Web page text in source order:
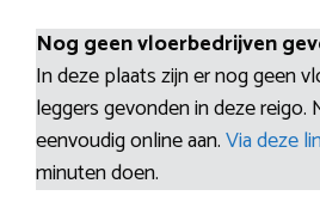
Nog geen vloerbedrijven
In deze plaats zijn er nog geen
leggers gevonden in deze reigo.
eenvoudig online aan.Via deze
minuten doen.